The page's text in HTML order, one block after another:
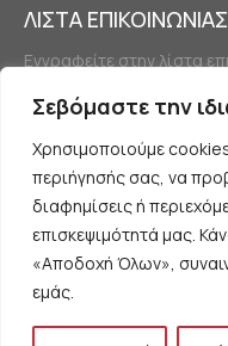
Σεβόμαστε την
Χρησιμοποιούμε
περιήγησής σας, να
διαφημίσεις ή
επισκεψιμότητά μας.
«Αποδοχή Όλων»,
εμάς.
ΛΙΣΤΑ ΕΠΙΚΟΙΝΩΝΙΑΣ
Εγγραφείτε στην λίστα